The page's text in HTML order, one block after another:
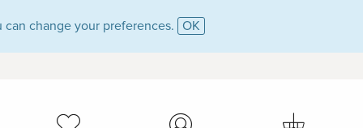
change your preferences. OK